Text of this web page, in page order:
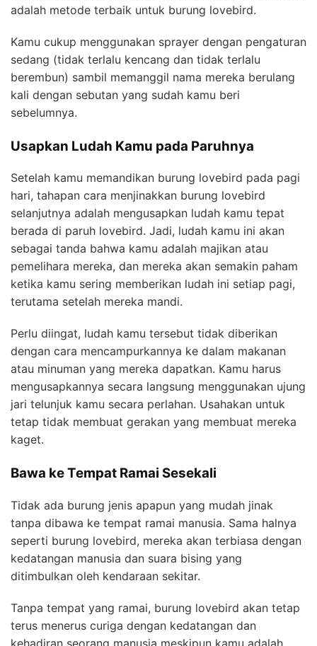
adalah metode terbaik untuk burung lovebird.
Kamu cukup menggunakan sprayer dengan pengaturan
sedang (tidak terlalu kencang dan tidak terlalu
berembun) sambil memanggil nama mereka berulang
kali dengan sebutan yang sudah kamu beri
sebelumnya.
Usapkan Ludah Kamu pada Paruhnya
Setelah kamu memandikan burung lovebird pada pagi
hari, tahapan cara menjinakkan burung lovebird
selanjutnya adalah mengusapkan ludah kamu tepat
berada di paruh lovebird. Jadi, ludah kamu ini akan
sebagai tanda bahwa kamu adalah majikan atau
pemelihara mereka, dan mereka akan semakin paham
ketika kamu sering memberikan ludah ini setiap pagi,
terutama setelah mereka mandi.
Perlu diingat, ludah kamu tersebut tidak diberikan
dengan cara mencampurkannya ke dalam makanan
atau minuman yang mereka dapatkan. Kamu harus
mengusapkannya secara langsung menggunakan ujung
jari telunjuk kamu secara perlahan. Usahakan untuk
tetap tidak membuat gerakan yang membuat mereka
kaget.
Bawa ke Tempat Ramai Sesekali
Tidak ada burung jenis apapun yang mudah jinak
tanpa dibawa ke tempat ramai manusia. Sama halnya
seperti burung lovebird, mereka akan terbiasa dengan
kedatangan manusia dan suara bising yang
ditimbulkan oleh kendaraan sekitar.
Tanpa tempat yang ramai, burung lovebird akan tetap
terus menerus curiga dengan kedatangan dan